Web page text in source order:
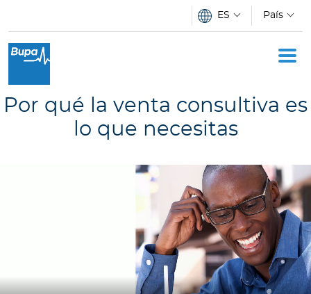
ES País
Oficina Móvil
Acerca de Bupa
a
Por qué la venta consultiva es
lo que necesitas